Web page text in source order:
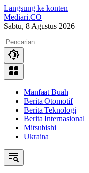
Langsung ke konten
Mediari.CO
Sabtu, 8 Agustus 2026
Manfaat Buah
Berita Otomotif
Berita Teknologi
Berita Internasional
Mitsubishi
Ukraina